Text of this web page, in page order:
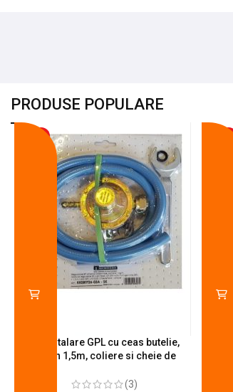
PRODUSE POPULARE
Kit instalare GPL cu ceas butelie,
furtun 1,5m, coliere si cheie de
(3)